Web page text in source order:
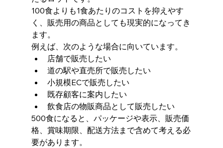
100食よりも1食あたりのコストを抑えやす
く、販売用の商品としても現実的になってき
ます。
例えば、次のような場合に向いています。
店舗で販売したい
道の駅や直売所で販売したい
小規模ECで販売したい
既存顧客に案内したい
飲食店の物販商品として販売したい
500食になると、パッケージや表示、販売価
格、賞味期限、配送方法まで含めて考える必
要があります。